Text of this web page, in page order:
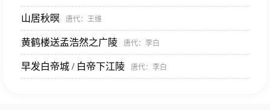
山居秋暝 唐代：王维
黄鹤楼送孟浩然之广陵 唐代：李白
早发白帝城 / 白帝下江陵 唐代：李白